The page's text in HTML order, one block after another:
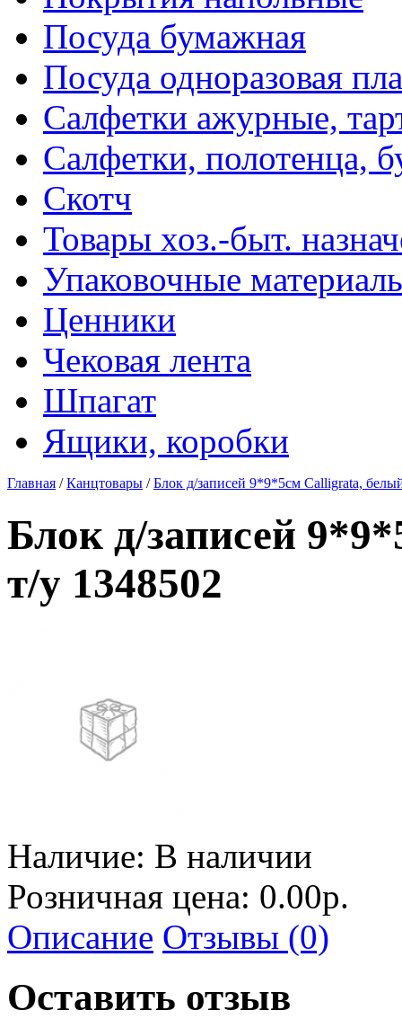
Посуда бумажная
Посуда одноразовая
Салфетки ажурные,
Салфетки, полотенца,
Скотч
Товары хоз.-быт.
Упаковочные
Ценники
Чековая лента
Шпагат
Ящики, коробки
Главная /Канцтовары /Блок д/записей 9*9*5см Calligrata,
Блок д/записей
т/у 1348502
Наличие: В наличии
Розничная цена: 0.00р.
Описание Отзывы (0)
Оставить отзыв